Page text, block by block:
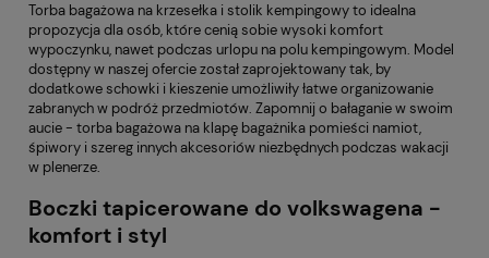
Torba bagażowa na krzesełka i stolik kempingowy to idealna
propozycja dla osób, które cenią sobie wysoki komfort
wypoczynku, nawet podczas urlopu na polu kempingowym. Model
dostępny w naszej ofercie został zaprojektowany tak, by
dodatkowe schowki i kieszenie umożliwiły łatwe organizowanie
zabranych w podróż przedmiotów. Zapomnij o bałaganie w swoim
aucie - torba bagażowa na klapę bagażnika pomieści namiot,
śpiwory i szereg innych akcesoriów niezbędnych podczas wakacji
w plenerze.
Boczki tapicerowane do volkswagena -
komfort i styl